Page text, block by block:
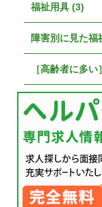
福祉用具 (3)
障害別に見た福
［高齢者に多